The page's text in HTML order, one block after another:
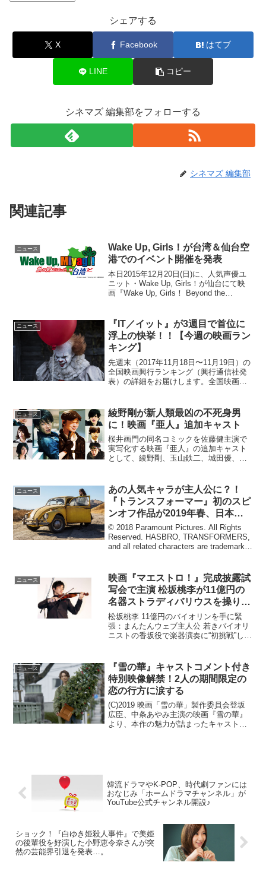
シェアする
X Facebook はてブ
LINE コピー
シネマズ 編集部をフォローする
シネマズ 編集部
関連記事
ニュース
Wake Up, Girls！が台湾＆仙台空
港でのイベント開催を発表
本日2015年12月20日(日)に、人気声優ユ
ニット・Wake Up, Girls！が仙台にて映
画『Wake Up, Girls！ Beyond the
ニュース
『IT／イット』が3週目で首位に
浮上の快挙！！【今週の映画ラン
キング】
先週末（2017年11月18日〜11月19日）の
全国映画興行ランキング（興行通信社発
表）の詳細をお届けします。全国映画興
『HiGH&LOW THE MOVIE 3...
ニュース
綾野剛が新人類最凶の不死身男
に！映画『亜人』追加キャスト
桜井画門の同名コミックを佐藤健主演で
実写化する映画『亜人』の追加キャスト
として、綾野剛、玉山鉄二、城田優、千
綾野剛！映画『亜人』追加キャスト2017
年東京。病の妹を救う...
ニュース
あの人気キャラが主人公に？！
『トランスフォーマー』初のスピ
ンオフ作品が2019年春、日本公
開決定
© 2018 Paramount Pictures. All Rights
Reserved. HASBRO, TRANSFORMERS,
and all related characters are trademarks
ニュース
映画『マエストロ！』完成披露試
写会で主演 松坂桃李が11億円の
名器ストラディバリウスを操り生
演奏 披露♪
松坂桃李 11億円のバイオリンを手に緊
張：まんたんウェブ主人公 若きバイオリ
ニストの香坂役で楽器演奏に“初挑戦”した
でカッコいいな」と余裕があったそうで
すが、いざ撮影が...
ニュース
『雪の華』キャストコメント付き
特別映像解禁！2人の期間限定の
恋の行方に涙する
(C)2019 映画「雪の華」製作委員会登坂
広臣、中条あやみ主演の映画『雪の華』
より、本作の魅力が詰まったキャストコ
韓流ドラマやK-POP、時代劇ファンには
おなじみ「ホームドラマチャンネル」が
YouTube公式チャンネル開設♪
ショック！『白ゆき姫殺人事件』で美姫
の後輩役を好演した小野恵令奈さんが突
然の芸能界引退を発表…。